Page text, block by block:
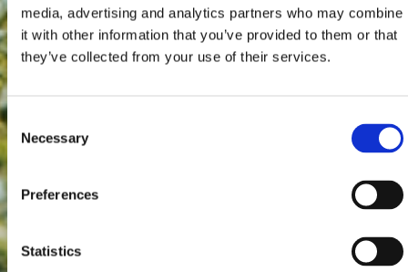
media, advertising and analytics partners who may combine
it with other information that you’ve provided to them or that
they’ve collected from your use of their services.
Consent
Selection
Necessary
Preferences
Statistics